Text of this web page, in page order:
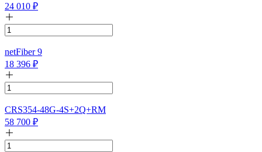
24 010 ₽
netFiber 9
18 396 ₽
CRS354-48G-4S+2Q+RM
58 700 ₽